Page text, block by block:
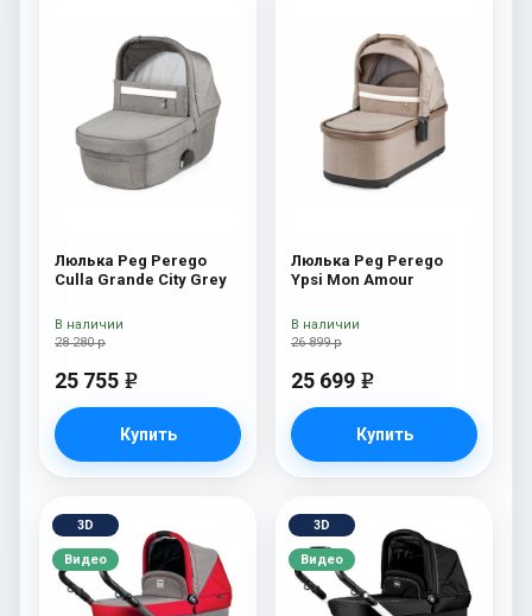
Люлька Peg Perego
Culla Grande City Grey
28 280 р
25 755 e
Купить
В наличии
Люлька Peg Perego
Ypsi Mon Amour
26 899 р
25 699 e
Купить
В наличии
3D
Видео
3D
Видео